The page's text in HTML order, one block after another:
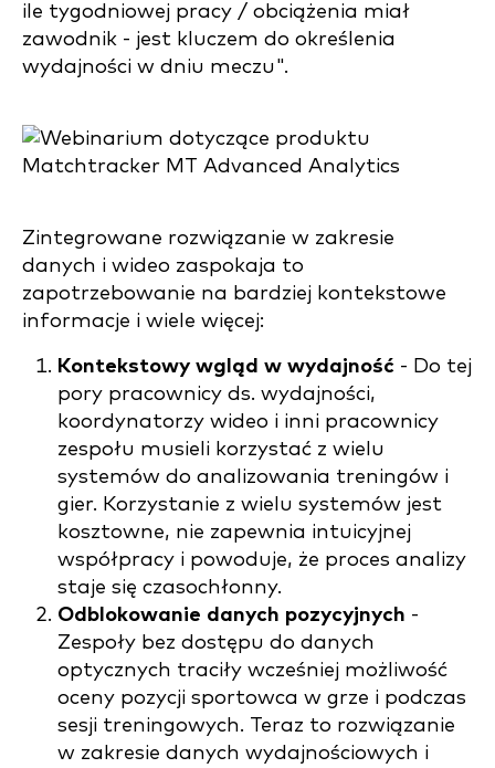
ile tygodniowej pracy / obciążenia miał
zawodnik - jest kluczem do określenia
wydajności w dniu meczu".
Zintegrowane rozwiązanie w zakresie
danych i wideo zaspokaja to
zapotrzebowanie na bardziej kontekstowe
informacje i wiele więcej:
Kontekstowy wgląd w wydajność - Do tej
pory pracownicy ds. wydajności,
koordynatorzy wideo i inni pracownicy
zespołu musieli korzystać z wielu
systemów do analizowania treningów i
gier. Korzystanie z wielu systemów jest
kosztowne, nie zapewnia intuicyjnej
współpracy i powoduje, że proces analizy
staje się czasochłonny.
Odblokowanie danych pozycyjnych -
Zespoły bez dostępu do danych
optycznych traciły wcześniej możliwość
oceny pozycji sportowca w grze i podczas
sesji treningowych. Teraz to rozwiązanie
w zakresie danych wydajnościowych i